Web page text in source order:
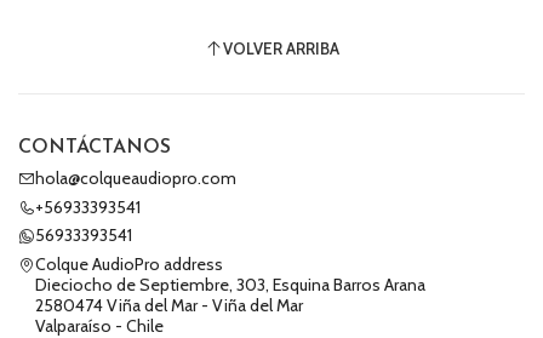
VOLVER ARRIBA
CONTÁCTANOS
hola@colqueaudiopro.com
+56933393541
56933393541
Colque AudioPro address
Dieciocho de Septiembre, 303, Esquina Barros Arana
2580474 Viña del Mar - Viña del Mar
Valparaíso - Chile